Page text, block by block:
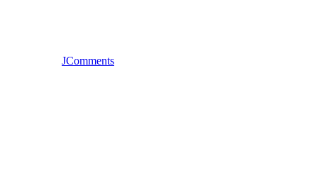
JComments